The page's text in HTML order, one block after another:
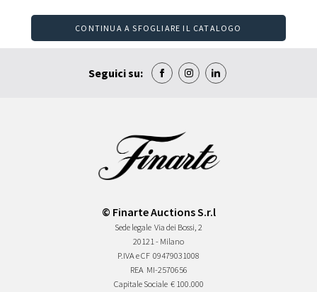
CONTINUA A SFOGLIARE IL CATALOGO
Seguici su:
© Finarte Auctions S.r.l
Sede legale Via dei Bossi, 2
20121 - Milano
P.IVA e CF 09479031008
REA MI-2570656
Capitale Sociale € 100.000